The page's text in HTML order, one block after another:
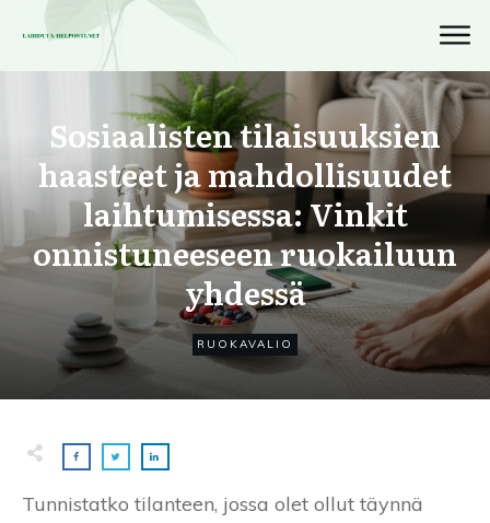
Sosiaalisten tilaisuuksien
haasteet ja mahdollisuudet
laihtumisessa: Vinkit
onnistuneeseen ruokailuun
yhdessä
RUOKAVALIO
Tunnistatko tilanteen, jossa olet ollut täynnä